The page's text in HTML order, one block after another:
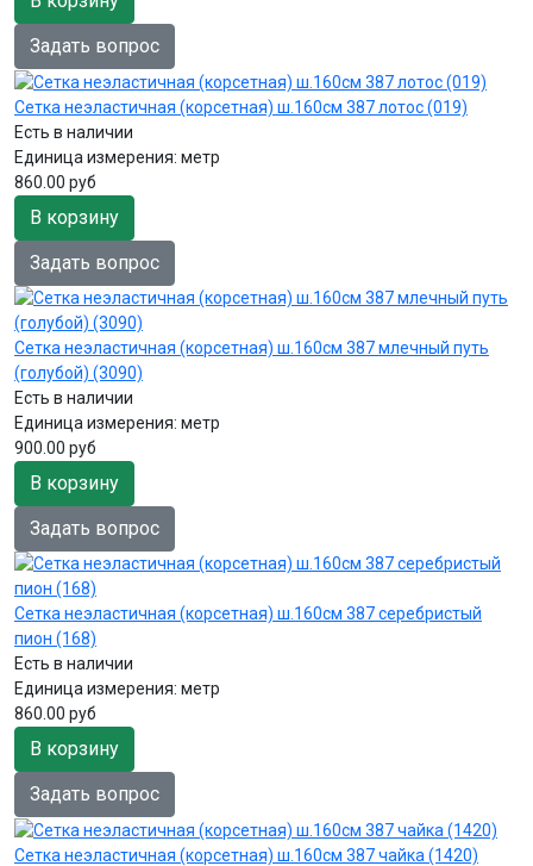
Задать вопрос
Сетка неэластичная (корсетная) ш.160см 387 лотос (019)
Есть в наличии
Единица измерения: метр
860.00 руб
В корзину
Задать вопрос
Сетка неэластичная (корсетная) ш.160см 387 млечный путь
(голубой) (3090)
Есть в наличии
Единица измерения: метр
900.00 руб
В корзину
Задать вопрос
Сетка неэластичная (корсетная) ш.160см 387 серебристый
пион (168)
Есть в наличии
Единица измерения: метр
860.00 руб
В корзину
Задать вопрос
Сетка неэластичная (корсетная) ш.160см 387 чайка (1420)